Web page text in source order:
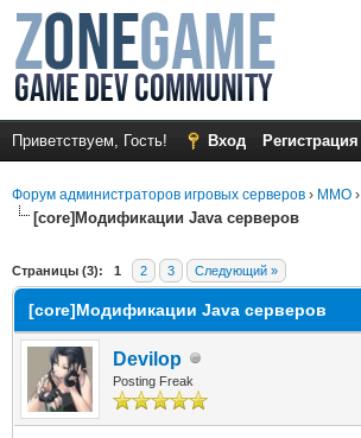
Приветствуем, Гость! Вход Регистрация
Форум администраторов игровых серверов › MMO ›
[core]Модификации Java серверов
Страницы (3): 1 2 3 Следующий »
[core]Модификации Java серверов
Devilop
Posting Freak